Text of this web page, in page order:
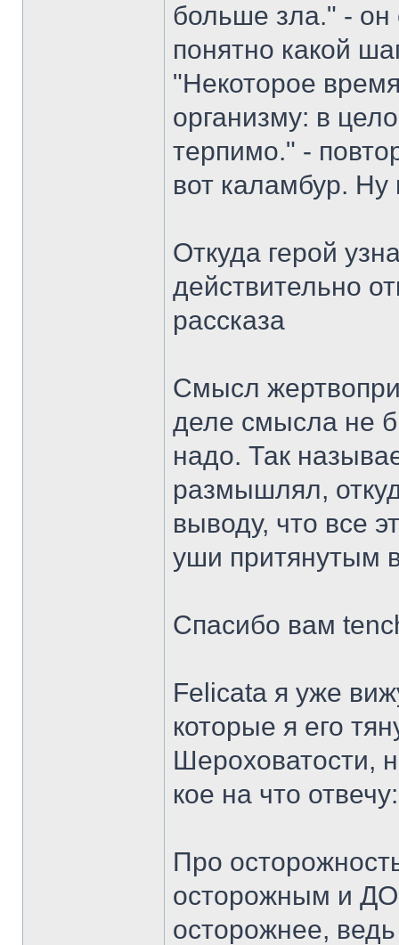
больше зла." -
понятно какой
"Некоторое
организму: в
терпимо." -
вот каламбур. Ну
Откуда герой
действительно
рассказа
Смысл
деле смысла не
надо. Так
размышлял,
выводу, что все
уши притянутым
Спасибо вам
Felicata я уже
которые я его
Шероховатости,
кое на что отвечу:
Про
осторожным и
осторожнее,